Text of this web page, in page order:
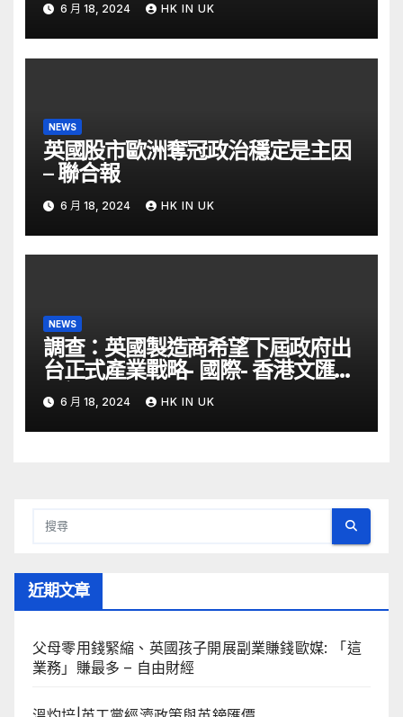
6 月 18, 2024 HK IN UK
NEWS
英國股市歐洲奪冠政治穩定是主因
– 聯合報
6 月 18, 2024 HK IN UK
NEWS
調查：英國製造商希望下屆政府出
台正式產業戰略- 國際- 香港文匯網
– 文匯報
6 月 18, 2024 HK IN UK
近期文章
父母零用錢緊縮、英國孩子開展副業賺錢歐媒: 「這
業務」賺最多 – 自由財經